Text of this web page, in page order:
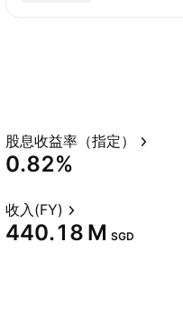
股息收益率（指定）
0.82%
收入(FY)
‪440.18 M‬ SGD